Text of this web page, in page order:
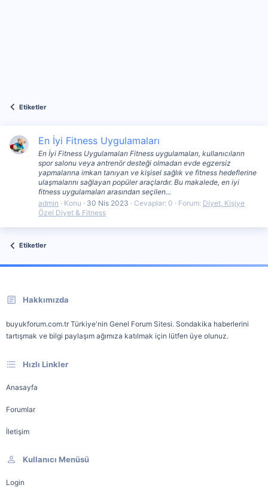
Etiketler
En İyi Fitness Uygulamaları
En İyi Fitness Uygulamaları Fitness uygulamaları, kullanıcıların
spor salonu veya antrenör desteği olmadan evde egzersiz
yapmalarına imkan tanıyan ve kişisel sağlık ve fitness hedeflerine
ulaşmalarını sağlayan popüler araçlardır. Bu makalede, en iyi
fitness uygulamaları arasından seçilen...
admin
Konu 30 Nis 2023 Cevaplar: 0 Forum: Diyet, Kişiye
Özel Diyet & Fitness
Etiketler
Hakkımızda
buyukforum.com.tr Türkiye'nin Genel Forum Sitesi. Sondakika haberlerini
tartışmak ve bilgi paylaşım ağımıza katılmak için lütfen üye olunuz.
Hızlı Linkler
Anasayfa
Forumlar
İletişim
Kullanıcı Menüsü
Login